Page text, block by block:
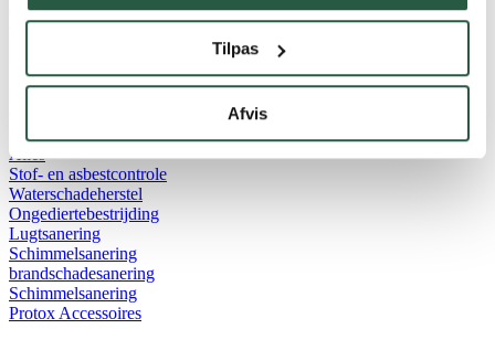
Tilpas
Afvis
Producten voor de verwijdering en
reiniging van slechte geuren
Alles
Stof- en asbestcontrole
Waterschadeherstel
Ongediertebestrijding
Lugtsanering
Schimmelsanering
brandschadesanering
Schimmelsanering
Protox Accessoires